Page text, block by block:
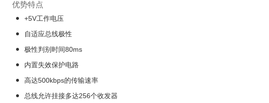
优势特点
+5V工作电压
自适应总线极性
极性判别时间80ms
内置失效保护电路
高达500kbps的传输速率
总线允许挂接多达256个收发器